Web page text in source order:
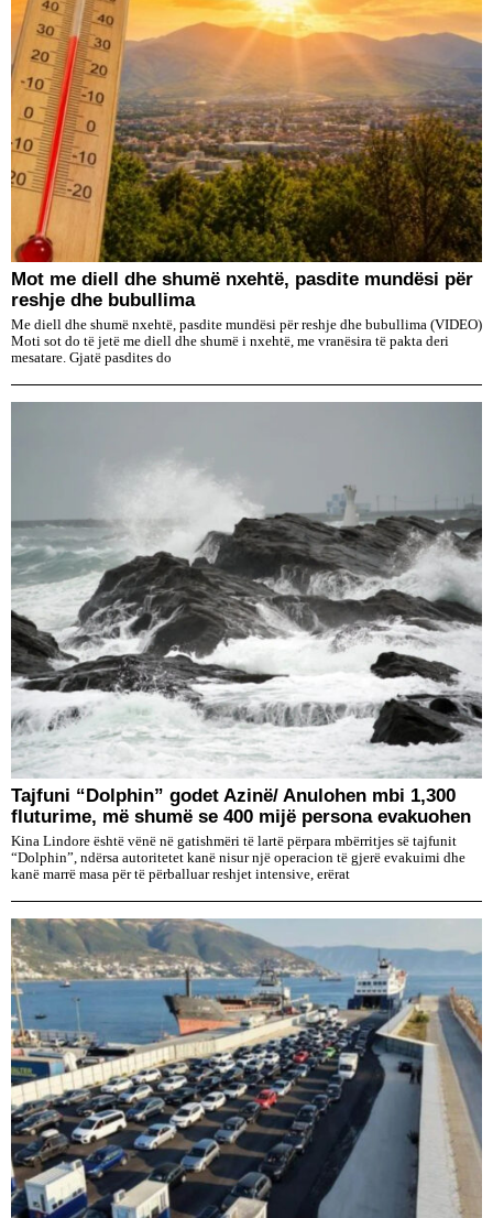
Mot me diell dhe shumë nxehtë, pasdite mundësi për
reshje dhe bubullima
Me diell dhe shumë nxehtë, pasdite mundësi për reshje dhe bubullima (VIDEO)
Moti sot do të jetë me diell dhe shumë i nxehtë, me vranësira të pakta deri
mesatare. Gjatë pasdites do
Tajfuni “Dolphin” godet Azinë/ Anulohen mbi 1,300
fluturime, më shumë se 400 mijë persona evakuohen
Kina Lindore është vënë në gatishmëri të lartë përpara mbërritjes së tajfunit
“Dolphin”, ndërsa autoritetet kanë nisur një operacion të gjerë evakuimi dhe
kanë marrë masa për të përballuar reshjet intensive, erërat